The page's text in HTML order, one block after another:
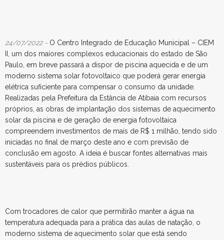
24/07/2022 - O Centro Integrado de Educação Municipal – CIEM
II, um dos maiores complexos educacionais do estado de São
Paulo, em breve passará a dispor de piscina aquecida e de um
moderno sistema solar fotovoltaico que poderá gerar energia
elétrica suficiente para compensar o consumo da unidade.
Realizadas pela Prefeitura da Estância de Atibaia com recursos
próprios, as obras de implantação dos sistemas de aquecimento
solar da piscina e de geração de energia fotovoltaica
compreendem investimentos de mais de R$ 1 milhão, tendo sido
iniciadas no final de março deste ano e com previsão de
conclusão em agosto. A ideia é buscar fontes alternativas mais
sustentáveis para os prédios públicos.
Com trocadores de calor que permitirão manter a água na
temperatura adequada para a prática das aulas de natação, o
moderno sistema de aquecimento solar que está sendo